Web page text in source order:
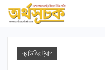
ব্রাউজিং ট্যাগ